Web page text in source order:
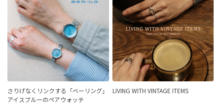
さりげなくリンクする「ベーリング」
アイスブルーのペアウォッチ
LIVING WITH VINTAGE ITEMS